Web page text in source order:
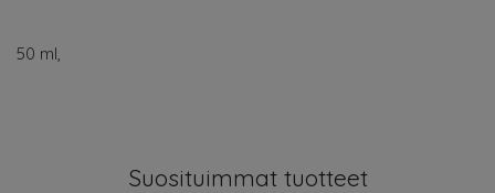
50 ml,
Suosituimmat tuotteet